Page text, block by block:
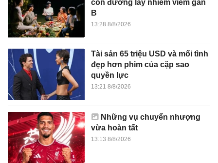
con đường lây nhiễm viêm gan
B
13:28 8/8/2026
Tài sản 65 triệu USD và mối tình
đẹp hơn phim của cặp sao
quyền lực
13:21 8/8/2026
Những vụ chuyển nhượng
vừa hoàn tất
13:13 8/8/2026